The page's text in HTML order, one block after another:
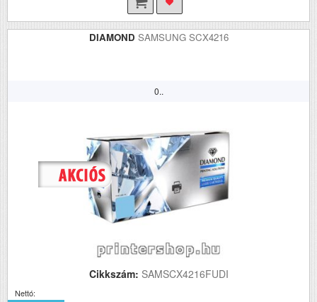
DIAMOND SAMSUNG SCX4216
0..
Cikkszám: SAMSCX4216FUDI
Nettó: